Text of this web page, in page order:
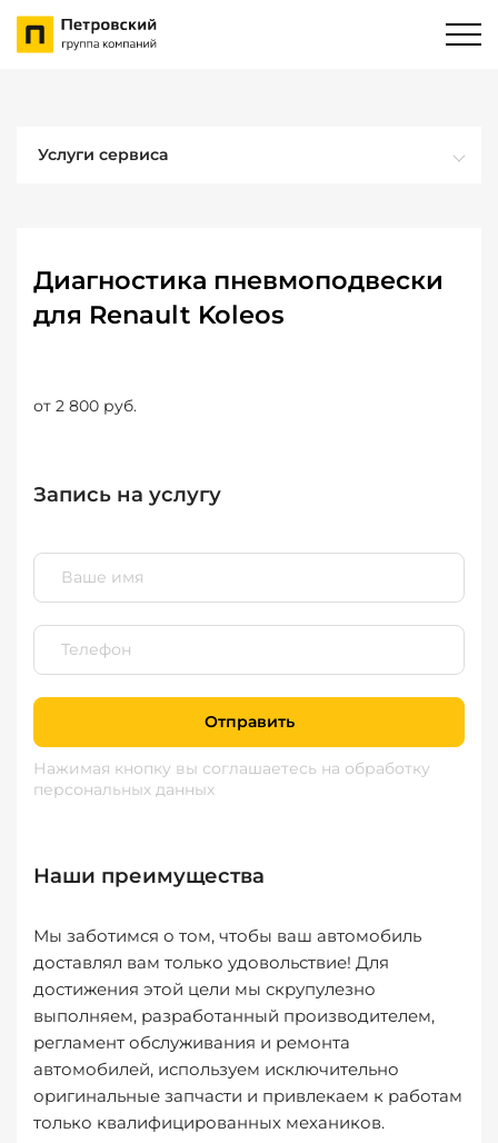
Услуги сервиса
Диагностика пневмоподвески
для Renault Koleos
от 2 800 руб.
Запись на услугу
Отправить
Нажимая кнопку вы соглашаетесь на обработку
персональных данных
Наши преимущества
Мы заботимся о том, чтобы ваш автомобиль
доставлял вам только удовольствие! Для
достижения этой цели мы скрупулезно
выполняем, разработанный производителем,
регламент обслуживания и ремонта
автомобилей, используем исключительно
оригинальные запчасти и привлекаем к работам
только квалифицированных механиков.